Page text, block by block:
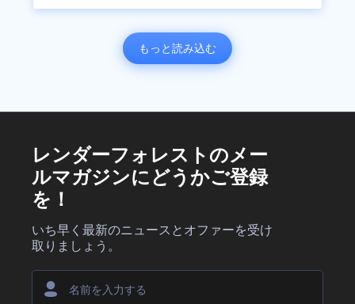
もっと読み込む
レンダーフォレストのメー
ルマガジンにどうかご登録
を！
いち早く最新のニュースとオファーを受け
取りましょう。